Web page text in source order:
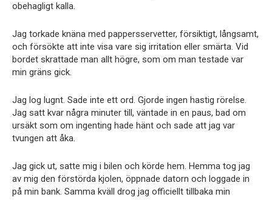
obehagligt kalla.
Jag torkade knäna med pappersservetter, försiktigt, långsamt,
och försökte att inte visa vare sig irritation eller smärta. Vid
bordet skrattade man allt högre, som om man testade var
min gräns gick.
Jag log lugnt. Sade inte ett ord. Gjorde ingen hastig rörelse.
Jag satt kvar några minuter till, väntade in en paus, bad om
ursäkt som om ingenting hade hänt och sade att jag var
tvungen att åka.
Jag gick ut, satte mig i bilen och körde hem. Hemma tog jag
av mig den förstörda kjolen, öppnade datorn och loggade in
på min bank. Samma kväll drog jag officiellt tillbaka min